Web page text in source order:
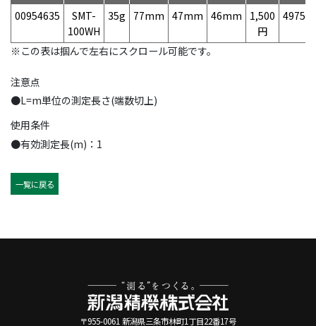
00954635
SMT-
100WH
35g 77mm 47mm 46mm
1,500
円
※この表は掴んで左右にスクロール可能です。
注意点
●L=m単位の測定長さ(端数切上)
使用条件
●有効測定長(m)：1
一覧に戻る
〒955-0061 新潟県三条市林町1丁目22番17号